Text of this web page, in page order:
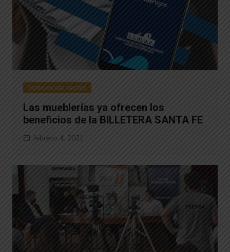
Noticias del sector
Las mueblerías ya ofrecen los
beneficios de la BILLETERA SANTA FE
febrero 4, 2021